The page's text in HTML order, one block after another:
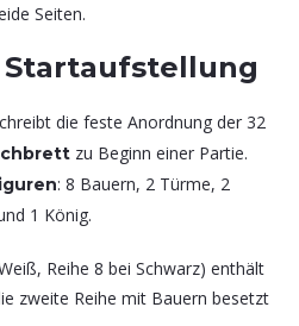
Seiten.
die feste Anordnung der 32
zu Beginn einer Partie.
: 8 Bauern, 2 Türme, 2
1 König.
Reihe 8 bei Schwarz) enthält
zweite Reihe mit Bauern besetzt